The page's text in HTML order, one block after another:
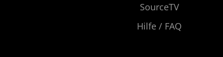
SourceTV
Hilfe / FAQ